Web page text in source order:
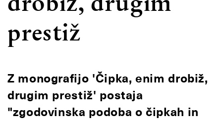
prestiž
Z monografijo 'Čipka, enim drobiž,
drugim prestiž' postaja
"zgodovinska podoba o čipkah in